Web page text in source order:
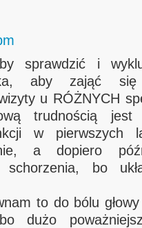
sprawdzić i
aby zająć się
u RÓŻNYCH
trudnością
w pierwszych
a dopiero
schorzenia, bo
to do bólu
dużo